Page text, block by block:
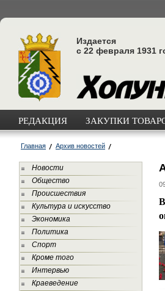
Издается
с 22 февраля 1931
РЕДАКЦИЯ ЗАКУПКИ
Главная Архив новостей
Новости
Общество
Происшествия
Культура и искусство
Экономика
Политика
Спорт
Кроме того
Интервью
Краеведение